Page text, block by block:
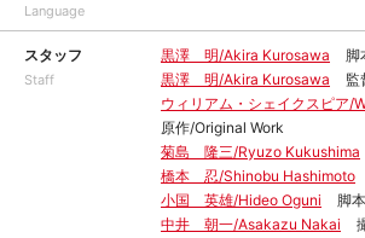
Language
スタッフ
Staff
黒澤 明/Akira Kurosawa
脚
黒澤 明/Akira Kurosawa
監
ウィリアム・シェイクスピア/
原作/Original Work
菊島 隆三/Ryuzo Kukushima
橋本 忍/Shinobu Hashimoto
小国 英雄/Hideo Oguni
脚
中井 朝一/Asakazu Nakai